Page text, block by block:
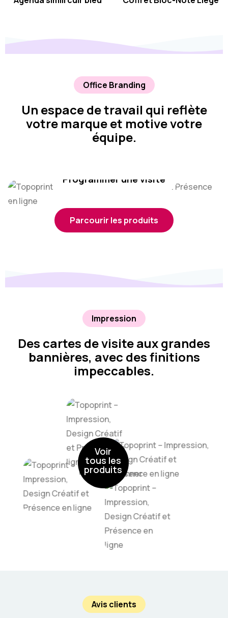
Office Branding
Un espace de travail qui reflète
votre marque et motive votre
équipe.
Programmer une visite
Parcourir les produits
Impression
Des cartes de visite aux grandes
bannières, avec des finitions
impeccables.
Voir
tous les
produits
Avis clients